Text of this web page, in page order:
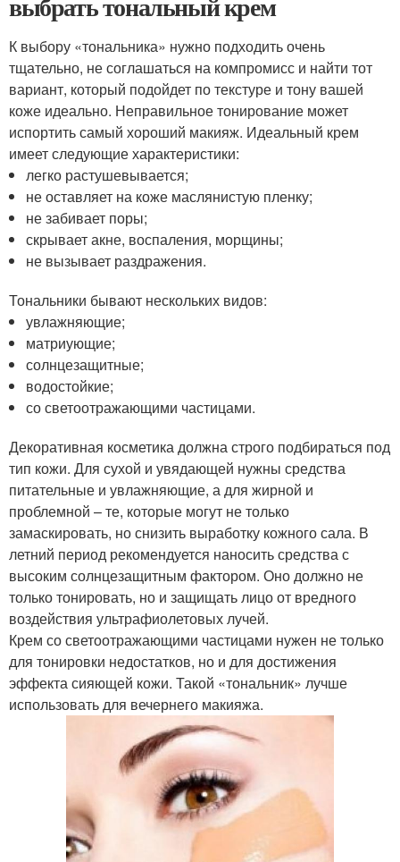
К выбору «тональника» нужно подходить очень
тщательно, не соглашаться на компромисс и найти тот
вариант, который подойдет по текстуре и тону вашей
коже идеально. Неправильное тонирование может
испортить самый хороший макияж. Идеальный крем
имеет следующие характеристики:
легко растушевывается;
не оставляет на коже маслянистую пленку;
не забивает поры;
скрывает акне, воспаления, морщины;
не вызывает раздражения.
Тональники бывают нескольких видов:
увлажняющие;
матриующие;
солнцезащитные;
водостойкие;
со светоотражающими частицами.
Декоративная косметика должна строго подбираться под
тип кожи. Для сухой и увядающей нужны средства
питательные и увлажняющие, а для жирной и
проблемной – те, которые могут не только
замаскировать, но снизить выработку кожного сала. В
летний период рекомендуется наносить средства с
высоким солнцезащитным фактором. Оно должно не
только тонировать, но и защищать лицо от вредного
воздействия ультрафиолетовых лучей.
Крем со светоотражающими частицами нужен не только
для тонировки недостатков, но и для достижения
эффекта сияющей кожи. Такой «тональник» лучше
использовать для вечернего макияжа.